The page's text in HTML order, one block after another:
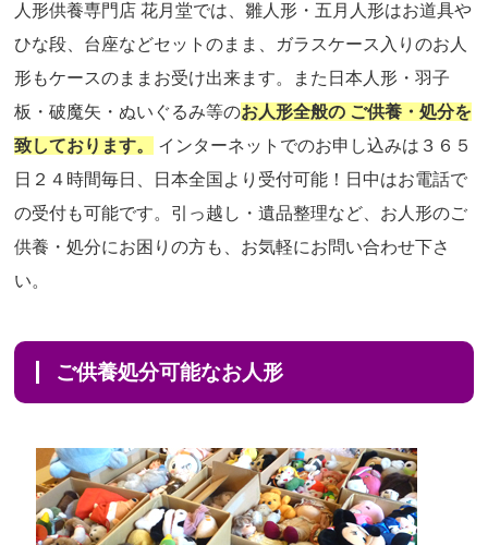
人形供養専門店 花月堂では、雛人形・五月人形はお道具や
ひな段、台座などセットのまま、ガラスケース入りのお人
形もケースのままお受け出来ます。また日本人形・羽子
板・破魔矢・ぬいぐるみ等のお人形全般の ご供養・処分を
致しております。
インターネットでのお申し込みは３６５
日２４時間毎日、日本全国より受付可能！日中はお電話で
の受付も可能です。引っ越し・遺品整理など、お人形のご
供養・処分にお困りの方も、お気軽にお問い合わせ下さ
い。
ご供養処分可能なお人形